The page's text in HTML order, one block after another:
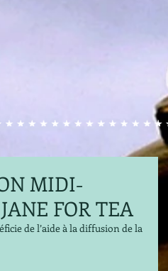
MIDI-
FOR TEA
de l’aide à la diffusion de la